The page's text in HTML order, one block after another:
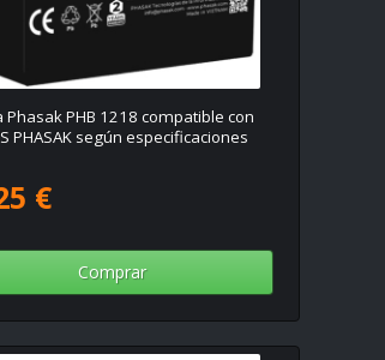
Phasak PHB 1218 compatible con
PHASAK según especificaciones
€
Comprar